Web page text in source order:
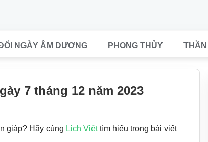
NGÀY ÂM DƯƠNG PHONG THỦY THẦN
7 tháng 12 năm 2023
giáp? Hãy cùng Lịch Việttìm hiểu trong bài viết